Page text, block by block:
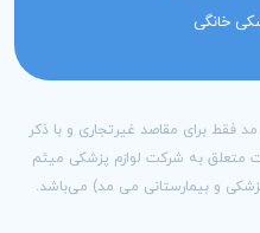
خانگی
فقط برای مقاصد غیرتجاری و با ذکر
متعلق به شرکت لوازم پزشکی میثم
و بیمارستانی می مد) می‌باشد.